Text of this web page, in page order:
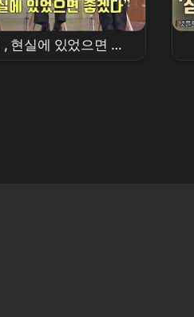
, 현실에 있었으면 좋
] 제작발표회 | Teach